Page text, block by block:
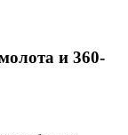
и 360-